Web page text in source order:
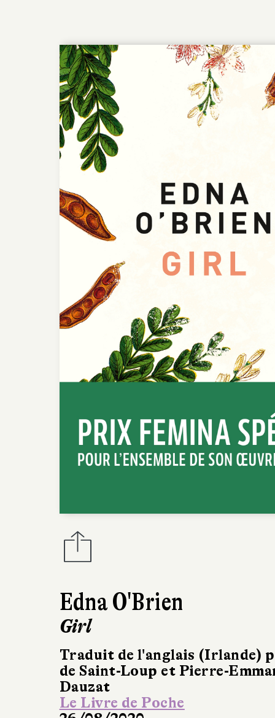
Edna O'Brien
Girl
Traduit de l'anglais (Irlande)
de Saint-Loup et Pierre-
Dauzat
Le Livre de Poche